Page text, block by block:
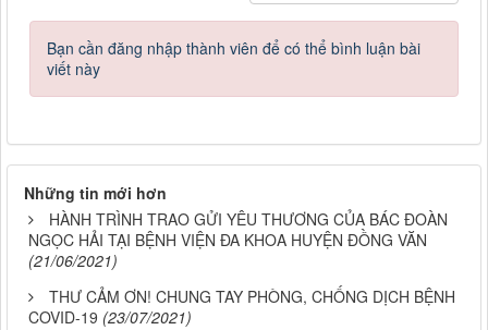
Bạn cần đăng nhập thành viên để có thể bình luận bài
viết này
Những tin mới hơn
HÀNH TRÌNH TRAO GỬI YÊU THƯƠNG CỦA BÁC ĐOÀN
NGỌC HẢI TẠI BỆNH VIỆN ĐA KHOA HUYỆN ĐỒNG VĂN
(21/06/2021)
THƯ CẢM ƠN! CHUNG TAY PHÒNG, CHỐNG DỊCH BỆNH
COVID-19 (23/07/2021)